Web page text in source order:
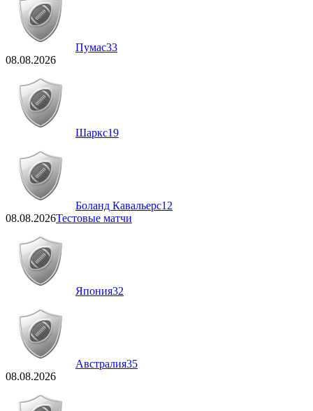
Пумас33
08.08.2026
Шаркс19
Боланд Кавальерс12
08.08.2026Тестовые матчи
Япония32
Австралия35
08.08.2026